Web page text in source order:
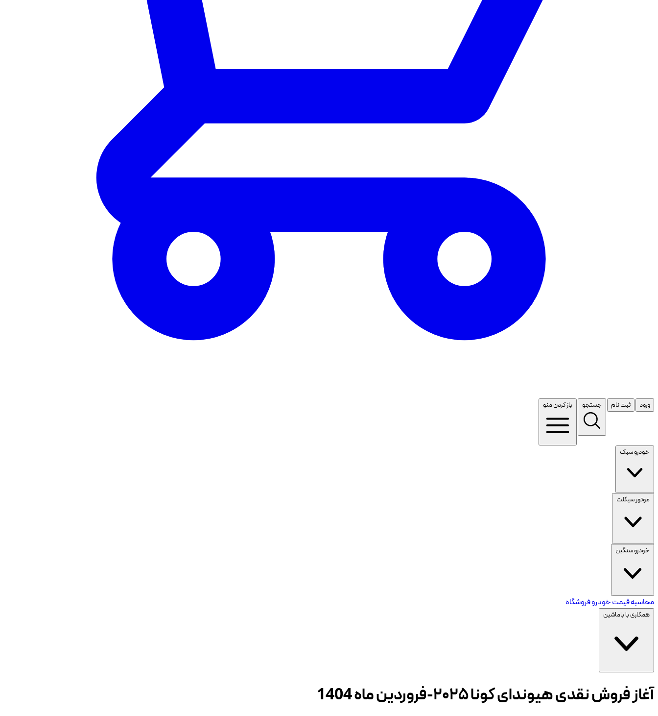
ورود ثبت نام جستجو باز کردن منو
خودرو سبک
موتور سیکلت
خودرو سنگین
محاسبه قیمت خودروفروشگاه
همکاری با باماشین
آغاز فروش نقدی هیوندای کونا ۲۰۲۵-فروردین ماه 1404